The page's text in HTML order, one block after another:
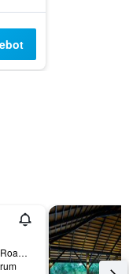
Kirinda, Sithulpauwa Road, Tissamaharama, Sri Lanka